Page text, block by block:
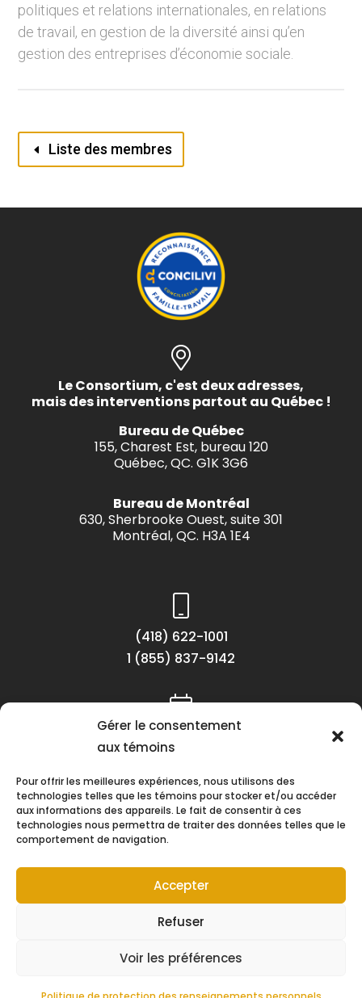
Gérer le consentement
aux témoins
Pour offrir les meilleures expériences, nous utilisons des
technologies telles que les témoins pour stocker et/ou accéder
aux informations des appareils. Le fait de consentir à ces
technologies nous permettra de traiter des données telles que le
comportement de navigation.
Accepter
Refuser
Voir les préférences
politiques et relations internationales, en relations
de travail, en gestion de la diversité ainsi qu’en
gestion des entreprises d’économie sociale.
Liste des membres
Le Consortium, c'est deux adresses,
mais des interventions partout au Québec !
Bureau de Québec
155, Charest Est, bureau 120
Québec, QC. G1K 3G6
Bureau de Montréal
630, Sherbrooke Ouest, suite 301
Montréal, QC. H3A 1E4
(418) 622-1001
1 (855) 837-9142
Lundi au vendredi
Suivez-nous !
Tous droits réservés © 2026 Consortium de coopération